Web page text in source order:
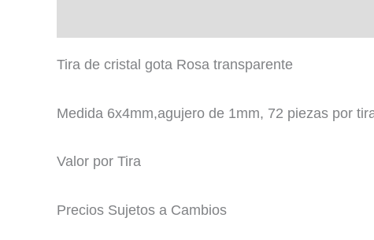
Tira de cristal gota Rosa transparente
Medida 6x4mm,agujero de 1mm, 72 piezas por
Valor por Tira
Precios Sujetos a Cambios